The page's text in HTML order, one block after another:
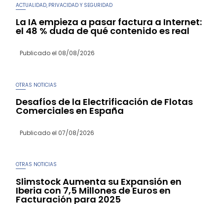
ACTUALIDAD PRIVACIDAD Y SEGURIDAD
La IA empieza a pasar factura a Internet:
el 48 % duda de qué contenido es real
Publicado el 08/08/2026
OTRAS NOTICIAS
Desafíos de la Electrificación de Flotas
Comerciales en España
Publicado el 07/08/2026
OTRAS NOTICIAS
Slimstock Aumenta su Expansión en
Iberia con 7,5 Millones de Euros en
Facturación para 2025